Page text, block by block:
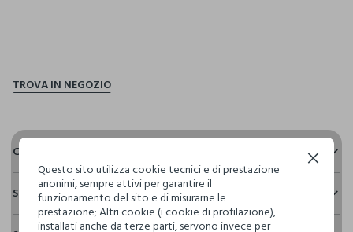
Composizione e cura
Composizione:
ESTERNO: 90% POLIESTERE,10% ELASTAN - FODERA: 100%
POLIESTERE - IMBOTTITURA: 100% POLIESTERE
Sostenibilità e trasparenza
Sicurezza
Questo sito utilizza cookie tecnici e di prestazione
anonimi, sempre attivi per garantire il
funzionamento del sito e di misurarne le
prestazione; Altri cookie (i cookie di profilazione),
installati anche da terze parti, servono invece per
Continua senza accettare